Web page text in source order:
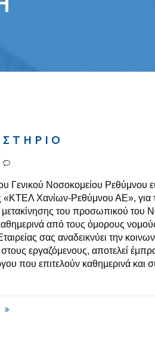
Σ Τ Η Ρ Ι Ο
Γενικού Νοσοκομείου Ρεθύμνου
«ΚΤΕΛ Χανίων-Ρεθύμνου ΑΕ», για
μετακίνησης του προσωπικού του
καθημερινά από τους όμορους
σας αναδεικνύει την
εργαζόμενους, αποτελεί
που επιτελούν καθημερινά και